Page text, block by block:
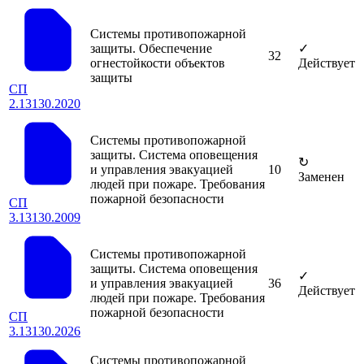
СП
2.13130.2020
Системы противопожарной
защиты. Обеспечение
огнестойкости объектов
защиты
32
✓
Действует
СП
3.13130.2009
Системы противопожарной
защиты. Система оповещения
и управления эвакуацией
людей при пожаре. Требования
пожарной безопасности
10
↻
Заменен
СП
3.13130.2026
Системы противопожарной
защиты. Система оповещения
и управления эвакуацией
людей при пожаре. Требования
пожарной безопасности
36
✓
Действует
Системы противопожарной